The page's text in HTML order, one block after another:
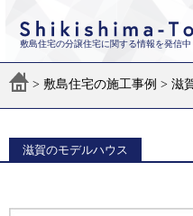
敷島住宅の分譲住宅に関する情報を発信中
> 敷島住宅の施工事例 > 滋
滋賀のモデルハウス